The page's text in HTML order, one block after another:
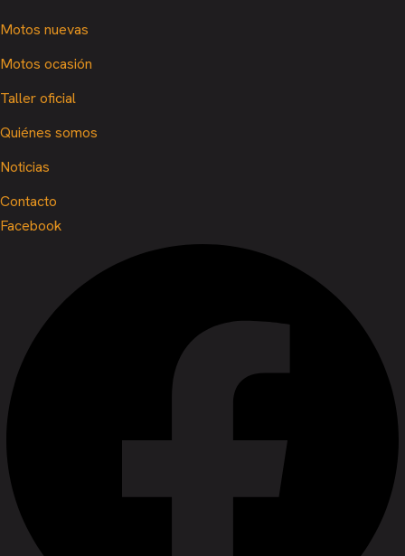
Motos nuevas
Motos ocasión
Taller oficial
Quiénes somos
Noticias
Contacto
Facebook